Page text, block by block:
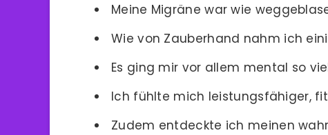
Meine Migräne war wie
Wie von Zauberhand nahm ich
Es ging mir vor allem mental so
Ich fühlte mich leistungsfähiger,
Zudem entdeckte ich meinen